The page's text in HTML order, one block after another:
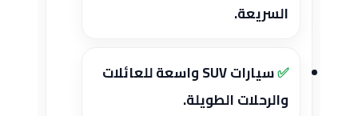
السريعة.
سيارات SUV واسعة للعائلات
والرحلات الطويلة.